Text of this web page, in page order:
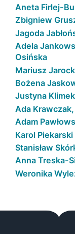
Aneta Firlej-
Zbigniew
Jagoda
Adela
Osińska
Mariusz
Bożena
Justyna
Ada
Adam
Karol Piekarski
Stanisław
Anna Treska-
Weronika